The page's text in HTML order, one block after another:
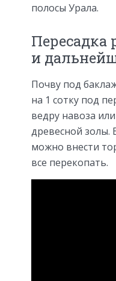
полосы Урала.
Пересадка
и
Почву под
на 1 сотку под
ведру навоза
древесной золы.
можно внести
все перекопать.